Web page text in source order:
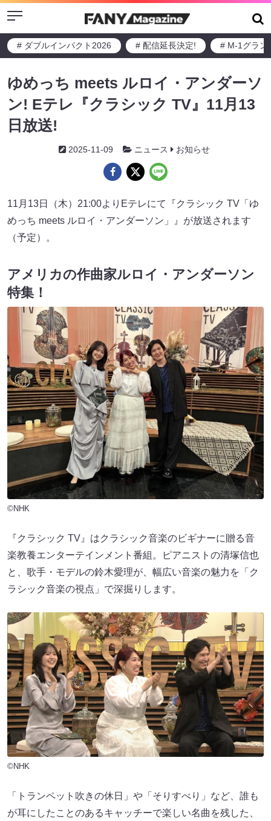
Menu
# ダブルインパクト2026 # 配信延長決定! # M-1グラン
ゆめっち meets ルロイ・アンダーソ
ン! Eテレ『クラシック TV』11月13
日放送!
2025-11-09 ニュース お知らせ
11月13日（木）21:00よりEテレにて『クラシック TV「ゆ
めっち meets ルロイ・アンダーソン」』が放送されます
（予定）。
アメリカの作曲家ルロイ・アンダーソン
特集！
©NHK
『クラシック TV』はクラシック音楽のビギナーに贈る音
楽教養エンターテインメント番組。ピアニストの清塚信也
と、歌手・モデルの鈴木愛理が、幅広い音楽の魅力を「ク
ラシック音楽の視点」で深掘りします。
©NHK
「トランペット吹きの休日」や「そりすべり」など、誰も
が耳にしたことのあるキャッチーで楽しい名曲を残した、